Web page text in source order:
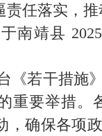
责任落实，
南靖县
《若干措施
重要举措。
，确保各项